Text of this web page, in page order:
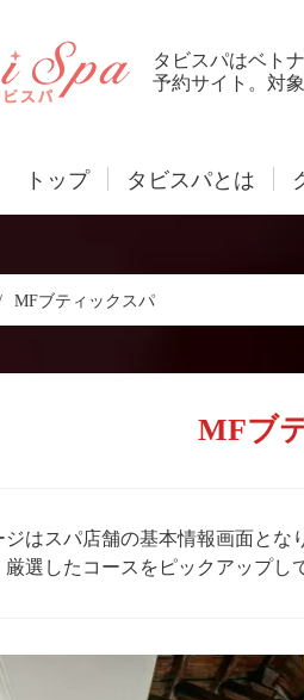
タビスパはベト
予約サイト。対
トップ タビスパとは
MFブティックスパ
MFブ
ジはスパ店舗の基本情報画面と
選したコースをピックアップし